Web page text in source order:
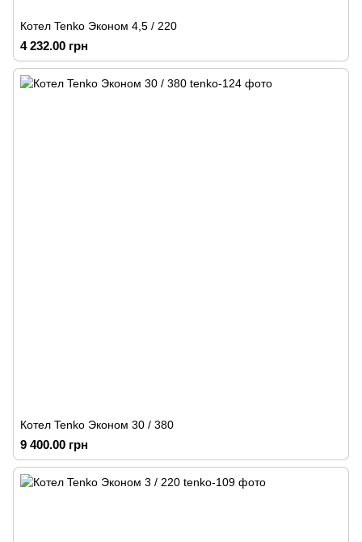
Котел Tenko Эконом 4,5 / 220
4 232.00 грн
Котел Tenko Эконом 30 / 380
9 400.00 грн